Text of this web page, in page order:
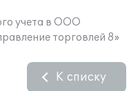
учета в ООО
торговлей 8»
К списку